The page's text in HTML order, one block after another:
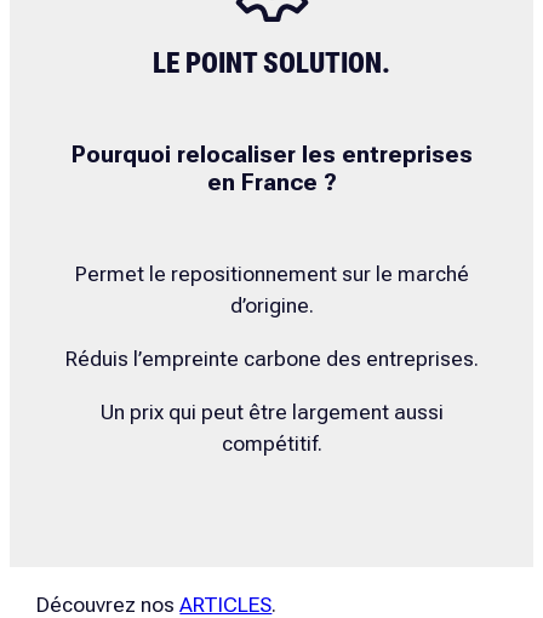
LE POINT SOLUTION.
Pourquoi relocaliser les entreprises
en France ?
Permet le repositionnement sur le marché
d’origine.
Réduis l’empreinte carbone des entreprises.
Un prix qui peut être largement aussi
compétitif.
Découvrez nosARTICLES.